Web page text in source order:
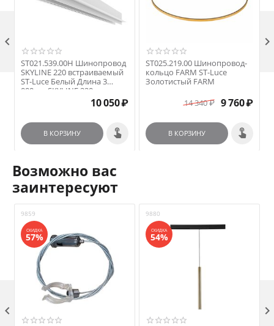
ST021.539.00H Шинопровод
SKYLINE 220 встраиваемый
ST-Luce Белый Длина 3
000мм SKYLINE 220
10 050₽
В КОРЗИНУ
ST025.219.00 Шинопровод-
кольцо FARM ST-Luce
Золотистый FARM
14 340₽ 9 760₽
В КОРЗИНУ
 
Возможно вас
заинтересуют
9859
СКИДКА
57%
9880
СКИДКА
54%
 